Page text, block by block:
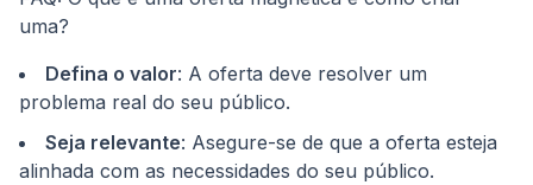
uma?
Defina o valor: A oferta deve resolver um
problema real do seu público.
Seja relevante: Asegure-se de que a oferta esteja
alinhada com as necessidades do seu público.